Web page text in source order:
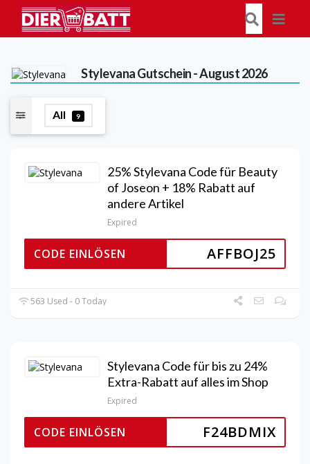
StylevanaGutschein - August 2026
All 9
25% Stylevana Code für Beauty
of Joseon + 18% Rabatt auf
andere Artikel
Expired
AFFBOJ25
CODE EINLÖSEN
563 Used - 0 Today
Stylevana Code für bis zu 24%
Extra-Rabatt auf alles im Shop
Expired
F24BDMIX
CODE EINLÖSEN